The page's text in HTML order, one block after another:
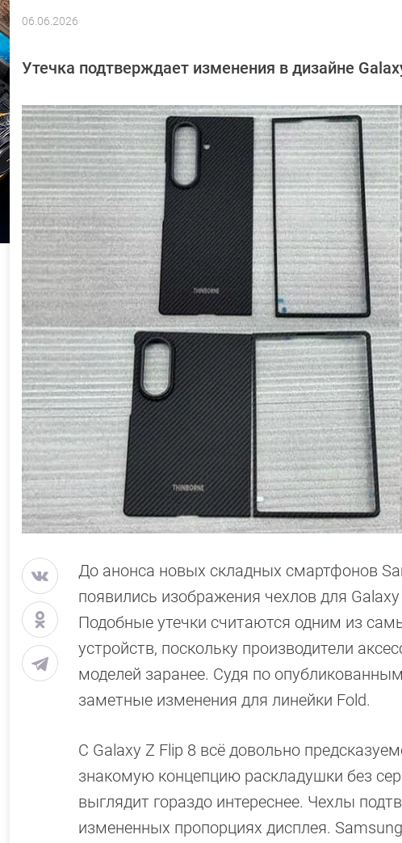
06.06.2026
Довлатова
Утечка подтверждает изменения в дизайне
До анонса новых складных смартфонов
появились изображения чехлов для
Подобные утечки считаются одним из
устройств, поскольку производители
моделей заранее. Судя по
заметные изменения для линейки Fold.
С Galaxy Z Flip 8 всё довольно
знакомую концепцию раскладушки без
выглядит гораздо интереснее. Чехлы
измененных пропорциях дисплея.